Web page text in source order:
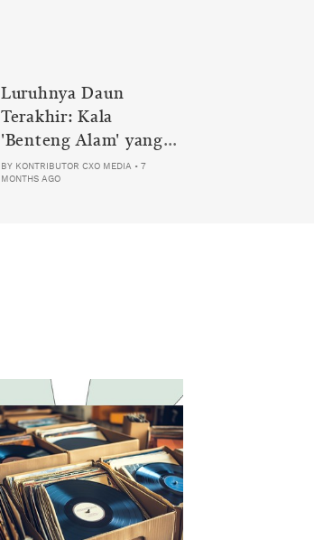
Luruhnya Daun
Terakhir: Kala
'Benteng Alam' yang
Tak Lagi Bisa
BY KONTRIBUTOR CXO MEDIA • 7
MONTHS AGO